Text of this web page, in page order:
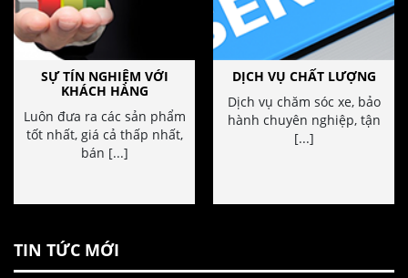
SỰ TÍN NGHIỆM VỚI
KHÁCH HÀNG
Luôn đưa ra các sản phẩm
tốt nhất, giá cả thấp nhất,
bán [...]
DỊCH VỤ CHẤT LƯỢNG
Dịch vụ chăm sóc xe, bảo
hành chuyên nghiệp, tận
[...]
TIN TỨC MỚI